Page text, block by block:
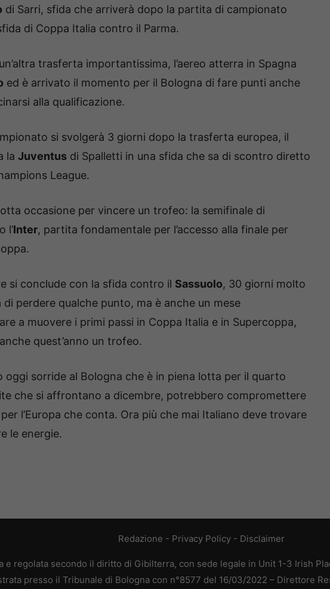
di Sarri, sfida che arriverà dopo la partita di campionato
di Coppa Italia contro il Parma.
trasferta importantissima, l’aereo atterra in Spagna
ed è arrivato il momento per il Bologna di fare punti anche
alla qualificazione.
si svolgerà 3 giorni dopo la trasferta europea, il
la Juventus di Spalletti in una sfida che sa di scontro diretto
League.
occasione per vincere un trofeo: la semifinale di
l’Inter, partita fondamentale per l’accesso alla finale per
si conclude con la sfida contro il Sassuolo, 30 giorni molto
perdere qualche punto, ma è anche un mese
a muovere i primi passi in Coppa Italia e in Supercoppa,
quest’anno un trofeo.
oggi sorride al Bologna che è in piena lotta per il quarto
che si affrontano a dicembre, potrebbero compromettere
l’Europa che conta. Ora più che mai Italiano deve trovare
le energie.
Redazione - Privacy Policy- Disclaimer
e regolata secondo il diritto di Gibilterra, con sede legale in Unit 1-3 Irish
presso il Tribunale di Bologna con n°8577 del 16/03/2022 – Direttore